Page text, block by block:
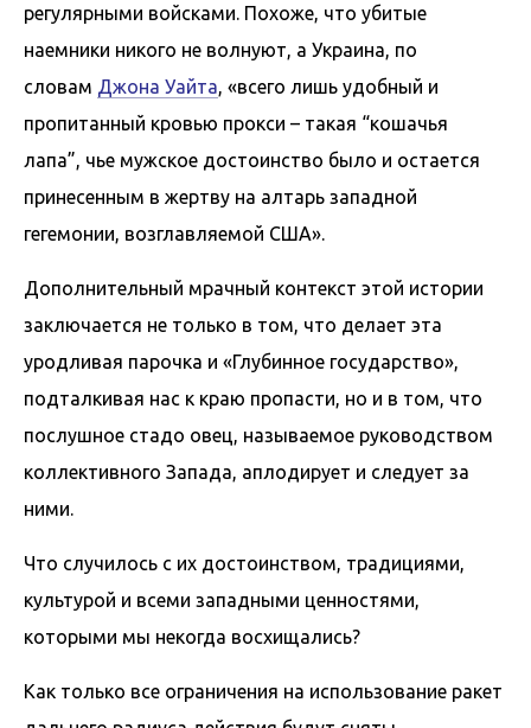
регулярными войсками. Похоже, что убитые
наемники никого не волнуют, а Украина, по
словам Джона Уайта, «всего лишь удобный и
пропитанный кровью прокси – такая “кошачья
лапа”, чье мужское достоинство было и остается
принесенным в жертву на алтарь западной
гегемонии, возглавляемой США».
Дополнительный мрачный контекст этой истории
заключается не только в том, что делает эта
уродливая парочка и «Глубинное государство»,
подталкивая нас к краю пропасти, но и в том, что
послушное стадо овец, называемое руководством
коллективного Запада, аплодирует и следует за
ними.
Что случилось с их достоинством, традициями,
культурой и всеми западными ценностями,
которыми мы некогда восхищались?
Как только все ограничения на использование ракет